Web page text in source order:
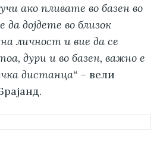
ако пливате во базен во
да дојдете во близок
личност и вие да се
дури и во базен, важно е
дистанца“ – вели